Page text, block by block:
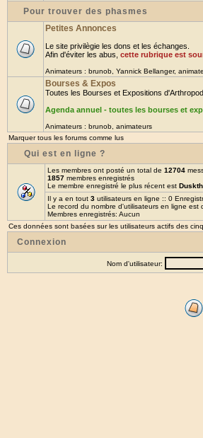
Pour trouver des phasmes
Petites Annonces
Le site privilègie les dons et les échanges.
Afin d'éviter les abus, cette rubrique est
Animateurs : brunob Yannick Bellanger,
Bourses & Expos
Toutes les Bourses et Expositions
Agenda annuel - toutes les bourses et
Animateurs : brunob animateurs
Marquer tous les forums comme lus
Qui est en ligne ?
Les membres ont posté un total de 12704
1857 membres enregistrés
Le membre enregistré le plus récent est
Il y a en tout 3 utilisateurs en ligne :: 0
Le record du nombre d'utilisateurs en ligne est
Membres enregistrés: Aucun
Ces données sont basées sur les utilisateurs actifs des
Connexion
Nom d'utilisateur: